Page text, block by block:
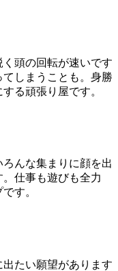
頭の回転が速いです
しまうことも。身勝
る頑張り屋です。
んな集まりに顔を出
仕事も遊びも全力
す。
たい願望があります